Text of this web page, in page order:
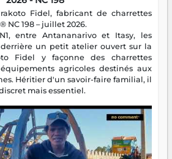
Fidel, fabricant de charrettes
NC 198 – juillet 2026.
entre Antananarivo et Itasy, les
un petit atelier ouvert sur la
Fidel y façonne des charrettes
agricoles destinés aux
Héritier d'un savoir-faire familial, il
mais essentiel.